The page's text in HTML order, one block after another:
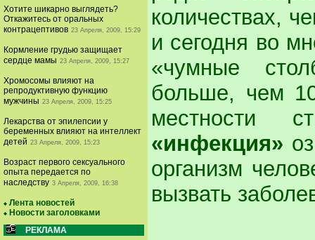
Хотите шикарно выглядеть?
Откажитесь от оральных
контрацептивов 23 Апреля, 2009, 15:29
Кормление грудью защищает
сердце мамы 23 Апреля, 2009, 15:27
Хромосомы влияют на
репродуктивную функцию
мужчины 23 Апреля, 2009, 15:25
Лекарства от эпилепсии у
беременных влияют на интеллект
детей 23 Апреля, 2009, 15:23
Возраст первого сексуального
опыта передается по
наследству 3 Апреля, 2009, 16:38
Лента новостей
Новости заголовками
РЕКЛАМА
количествах,
и сегодня во
«чумные
больше, чем
местности
«инфекция»
организм
вызвать